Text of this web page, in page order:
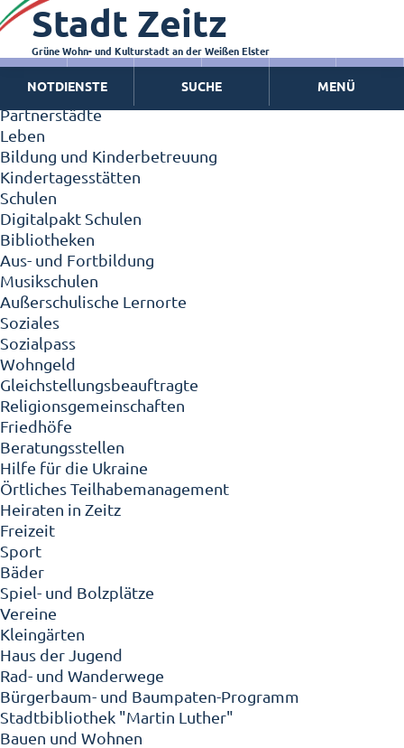
Zeitz - Die Kleinstadt
Willkommen in Zeitz!
Interview mit Oberbürgermeister Christian Thieme
Zeitz - Stadt der Zukunft
Ortschaften
Partnerstädte
Leben
Bildung und Kinderbetreuung
Kindertagesstätten
Schulen
Digitalpakt Schulen
Bibliotheken
Aus- und Fortbildung
Musikschulen
Außerschulische Lernorte
Soziales
Sozialpass
Wohngeld
Gleichstellungsbeauftragte
Religionsgemeinschaften
Friedhöfe
Beratungsstellen
Hilfe für die Ukraine
Örtliches Teilhabemanagement
Heiraten in Zeitz
Freizeit
Sport
Bäder
Spiel- und Bolzplätze
Vereine
Kleingärten
Haus der Jugend
Rad- und Wanderwege
Bürgerbaum- und Baumpaten-Programm
Stadtbibliothek "Martin Luther"
Bauen und Wohnen
Stadt Zeitz
Grüne Wohn- und Kulturstadt an der Weißen Elster
NOTDIENSTE SUCHE MENÜ